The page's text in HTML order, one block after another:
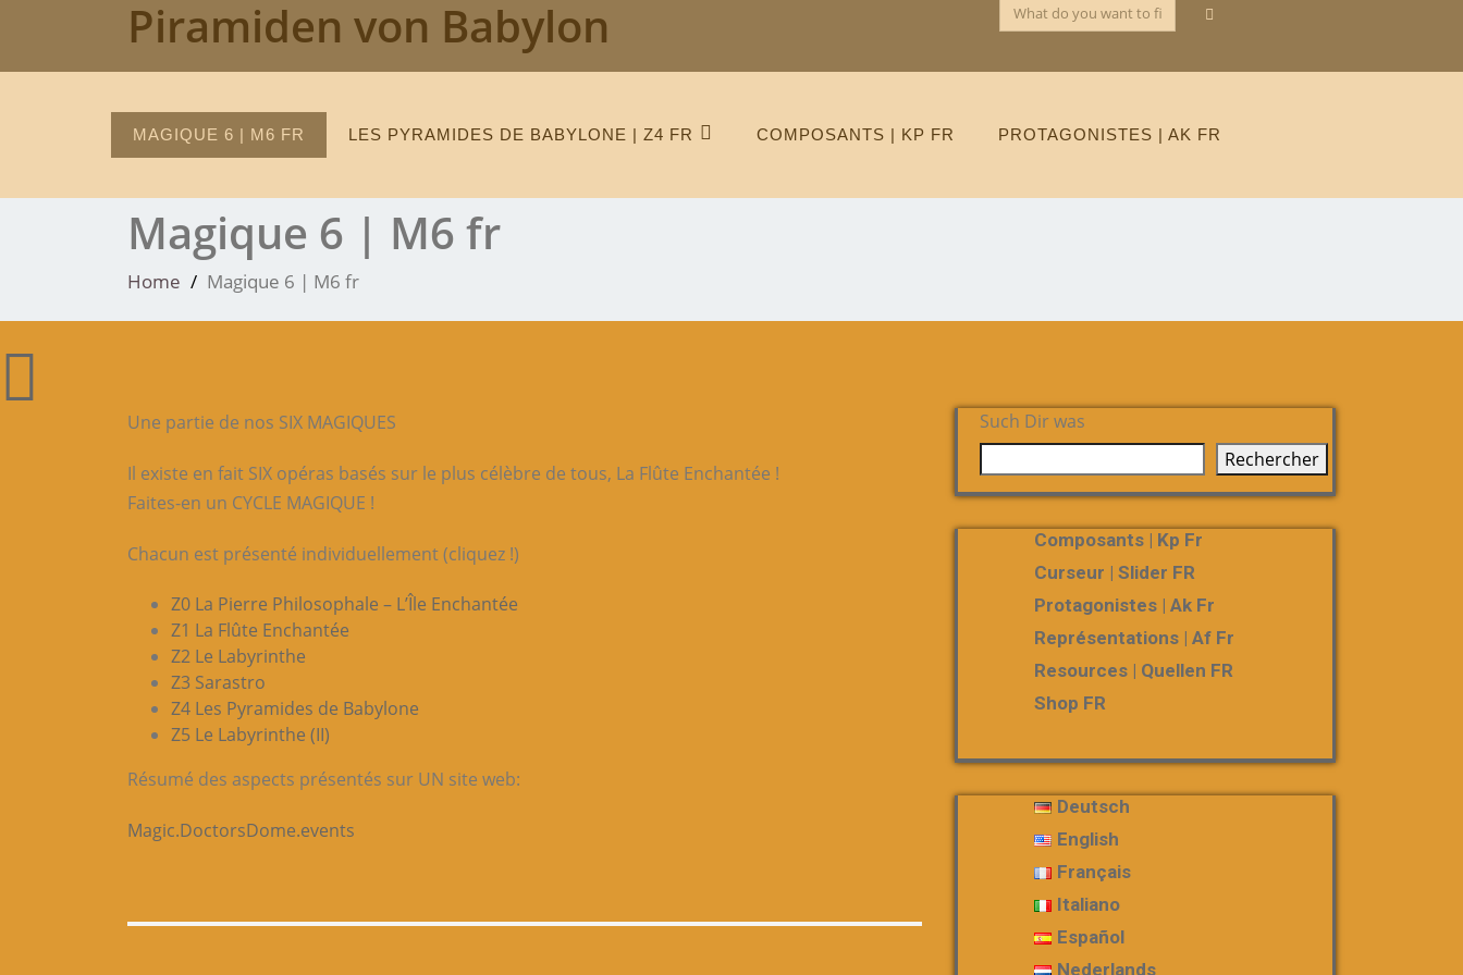
Piramiden von Babylon
MAGIQUE 6 | M6 FR LES PYRAMIDES DE BABYLONE | Z4 FR COMPOSANTS | KP FR PROTAGONISTES | AK FR
Magique 6 | M6 fr
Home Magique 6 | M6 fr
Une partie de nos SIX MAGIQUES
Il existe en fait SIX opéras basés sur le plus célèbre de tous, La Flûte Enchantée !
Faites-en un CYCLE MAGIQUE !
Chacun est présenté individuellement (cliquez !)
Z0 La Pierre Philosophale – L’Île Enchantée
Z1 La Flûte Enchantée
Z2 Le Labyrinthe
Z3 Sarastro
Z4 Les Pyramides de Babylone
Z5 Le Labyrinthe (II)
Résumé des aspects présentés sur UN site web:
Magic.DoctorsDome.events
Such Dir was
Rechercher
Composants | Kp Fr
Curseur | Slider FR
Protagonistes | Ak Fr
Représentations | Af Fr
Resources | Quellen FR
Shop FR
Deutsch
English
Français
Italiano
Español
Nederlands